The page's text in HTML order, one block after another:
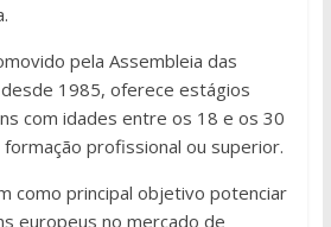
pela Assembleia das
1985, oferece estágios
com idades entre os 18 e os 30
profissional ou superior.
como principal objetivo potenciar
europeus no mercado de